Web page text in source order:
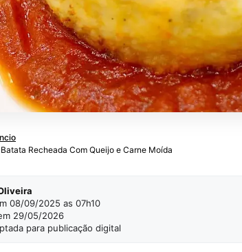
Recheada Com Queijo e Carne Moída
08/09/2025 as 07h10
29/05/2026
para publicação digital